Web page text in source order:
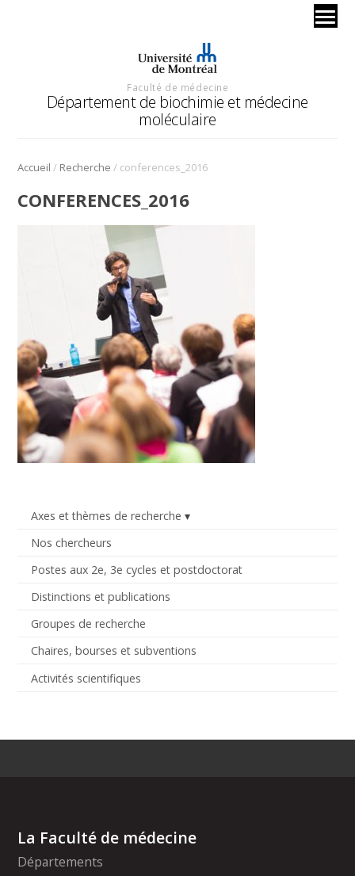
Faculté de médecine
Département de biochimie et médecine
moléculaire
Accueil / Recherche / conferences_2016
Axes et thèmes de recherche
Nos chercheurs
Postes aux 2e, 3e cycles et postdoctorat
Distinctions et publications
Groupes de recherche
Chaires, bourses et subventions
Activités scientifiques
CONFERENCES_2016
La Faculté de médecine
Départements